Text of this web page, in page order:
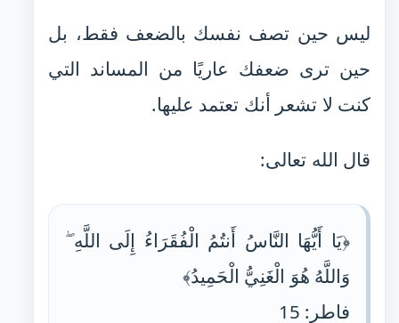
ليس حين تصف نفسك بالضعف فقط، بل
حين ترى ضعفك عاريًا من المساند التي
كنت لا تشعر أنك تعتمد عليها.
قال الله تعالى:
﴿يَا أَيُّهَا النَّاسُ أَنتُمُ الْفُقَرَاءُ إِلَى اللَّهِ ۖ
وَاللَّهُ هُوَ الْغَنِيُّ الْحَمِيدُ﴾
فاطر: 15